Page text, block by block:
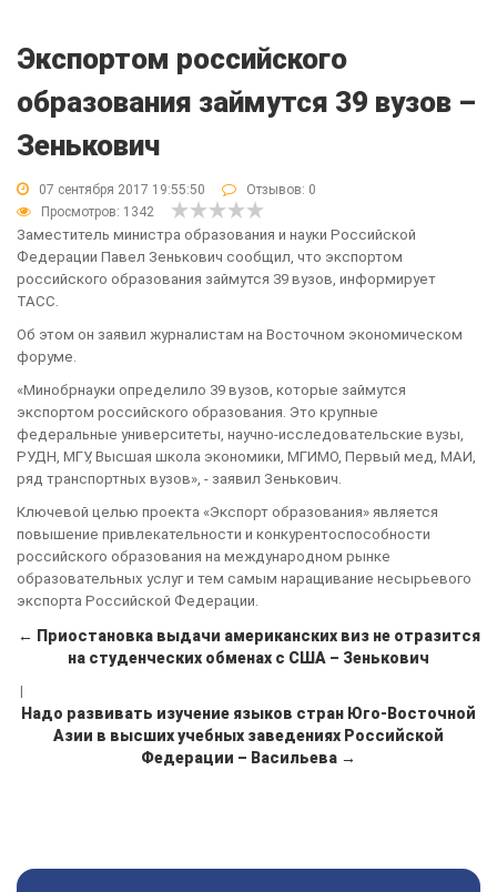
Экспортом российского
образования займутся 39 вузов –
Зенькович
07 сентября 2017 19:55:50 Отзывов: 0
Просмотров: 1342
Заместитель министра образования и науки Российской
Федерации Павел Зенькович сообщил, что экспортом
российского образования займутся 39 вузов, информирует
ТАСС.
Об этом он заявил журналистам на Восточном экономическом
форуме.
«Минобрнауки определило 39 вузов, которые займутся
экспортом российского образования. Это крупные
федеральные университеты, научно-исследовательские вузы,
РУДН, МГУ, Высшая школа экономики, МГИМО, Первый мед, МАИ,
ряд транспортных вузов», - заявил Зенькович.
Ключевой целью проекта «Экспорт образования» является
повышение привлекательности и конкурентоспособности
российского образования на международном рынке
образовательных услуг и тем самым наращивание несырьевого
экспорта Российской Федерации.
← Приостановка выдачи американских виз не отразится
на студенческих обменах с США – Зенькович
Надо развивать изучение языков стран Юго-Восточной
Азии в высших учебных заведениях Российской
Федерации – Васильева →